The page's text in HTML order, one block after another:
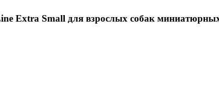
Extra Small для взрослых собак